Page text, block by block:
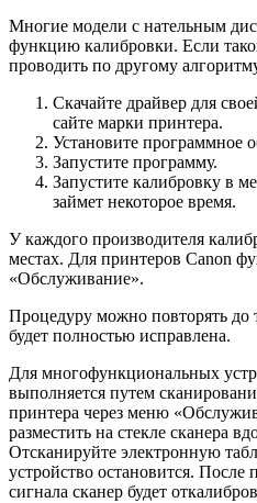
Многие модели с нательным
функцию калибровки. Если
проводить по другому
Скачайте драйвер для
сайте марки принтера.
Установите программное
Запустите программу.
Запустите калибровку в
займет некоторое время.
У каждого производителя
местах. Для принтеров Canon
«Обслуживание».
Процедуру можно повторять до
будет полностью исправлена.
Для многофункциональных
выполняется путем
принтера через меню
разместить на стекле сканера
Отсканируйте электронную
устройство остановится. После
сигнала сканер будет